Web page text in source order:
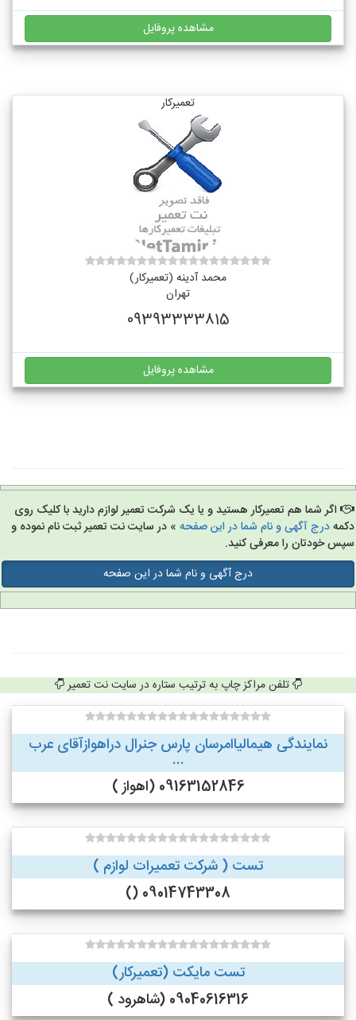
مشاهده پروفایل
تعمیرکار
محمد آدینه (تعمیرکار)
تهران
09393333815
مشاهده پروفایل
اگر شما هم تعمیرکار هستید و یا یک شرکت تعمیر لوازم دارید با کلیک روی
درج آگهی و نام شما در این صفحه» در سایت نت تعمیر ثبت نام نموده و
خودتان را معرفی کنید.
درج آگهی و نام شما در این صفحه
تلفن مراکز چاپ به ترتیب ستاره در سایت نت تعمیر
نمایندگی هیمالیاامرسان پارس جنرال دراهوازآقای عرب
...
09163152846 (اهواز )
تست ( شرکت تعمیرات لوازم )
09014743308 ()
تست مایکت (تعمیرکار)
09040616316 (شاهرود )